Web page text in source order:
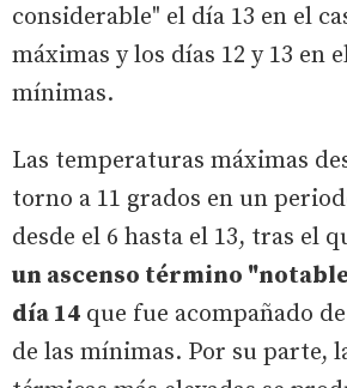
considerable" el día 13 en el
máximas y los días 12 y 13 en
mínimas.
Las temperaturas máximas
torno a 11 grados en un
desde el 6 hasta el 13, tras el
un ascenso término
día 14 que fue acompañado
de las mínimas. Por su parte,